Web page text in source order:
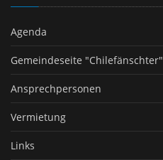
Agenda
Gemeindeseite "Chilefänschter"
Ansprechpersonen
Vermietung
Links